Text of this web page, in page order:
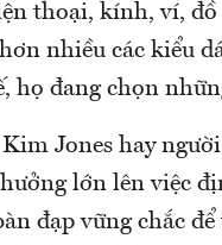
thoại, kính, ví,
nhiều các kiểu
họ đang chọn
Jones hay
lớn lên việc
đạp vững chắc